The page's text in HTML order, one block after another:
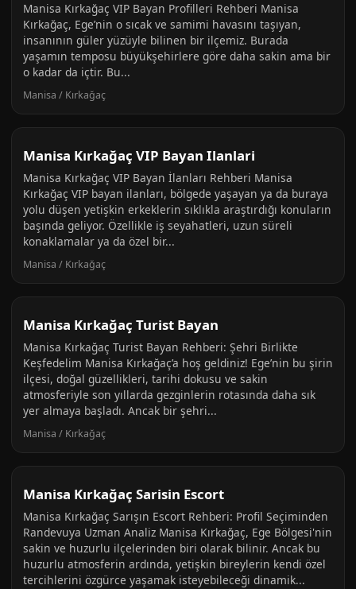
Manisa Kırkağaç VIP Bayan Profilleri Rehberi Manisa
Kırkağaç, Ege’nin o sıcak ve samimi havasını taşıyan,
insanının güler yüzüyle bilinen bir ilçemiz. Burada
yaşamın temposu büyükşehirlere göre daha sakin ama bir
o kadar da içtir. Bu...
Manisa / Kırkağaç
Manisa Kırkağaç VIP Bayan Ilanlari
Manisa Kırkağaç VIP Bayan İlanları Rehberi Manisa
Kırkağaç VIP bayan ilanları, bölgede yaşayan ya da buraya
yolu düşen yetişkin erkeklerin sıklıkla araştırdığı konuların
başında geliyor. Özellikle iş seyahatleri, uzun süreli
konaklamalar ya da özel bir...
Manisa / Kırkağaç
Manisa Kırkağaç Turist Bayan
Manisa Kırkağaç Turist Bayan Rehberi: Şehri Birlikte
Keşfedelim Manisa Kırkağaç’a hoş geldiniz! Ege’nin bu şirin
ilçesi, doğal güzellikleri, tarihi dokusu ve sakin
atmosferiyle son yıllarda gezginlerin rotasında daha sık
yer almaya başladı. Ancak bir şehri...
Manisa / Kırkağaç
Manisa Kırkağaç Sarisin Escort
Manisa Kırkağaç Sarışın Escort Rehberi: Profil Seçiminden
Randevuya Uzman Analiz Manisa Kırkağaç, Ege Bölgesi'nin
sakin ve huzurlu ilçelerinden biri olarak bilinir. Ancak bu
huzurlu atmosferin ardında, yetişkin bireylerin kendi özel
tercihlerini özgürce yaşamak isteyebileceği dinamik...